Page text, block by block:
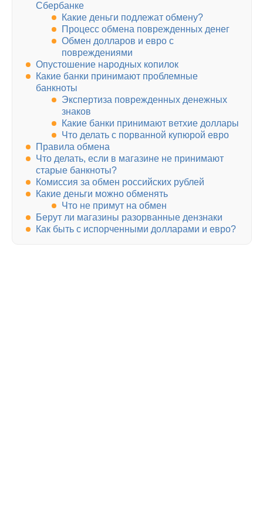
Сбербанке
Какие деньги подлежат обмену?
Процесс обмена поврежденных денег
Обмен долларов и евро с
повреждениями
Опустошение народных копилок
Какие банки принимают проблемные
банкноты
Экспертиза поврежденных денежных
знаков
Какие банки принимают ветхие доллары
Что делать с порванной купюрой евро
Правила обмена
Что делать, если в магазине не принимают
старые банкноты?
Комиссия за обмен российских рублей
Какие деньги можно обменять
Что не примут на обмен
Берут ли магазины разорванные дензнаки
Как быть с испорченными долларами и евро?